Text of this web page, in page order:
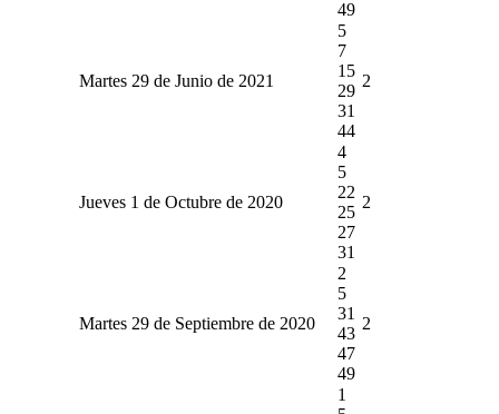
49
Martes 29 de Junio de 2021
5
7
15
29
31
44
2
Jueves 1 de Octubre de 2020
4
5
22
25
27
31
2
Martes 29 de Septiembre de 2020
2
5
31
43
47
49
2
1